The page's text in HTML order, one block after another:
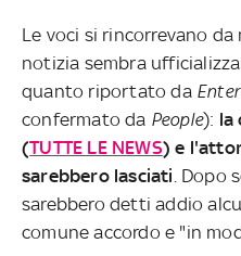
Le voci si rincorrevano
notizia sembra
quanto riportato da
confermato da People): la
(TUTTE LE NEWS) e
sarebbero lasciati . Dopo
sarebbero detti addio
comune accordo e "in